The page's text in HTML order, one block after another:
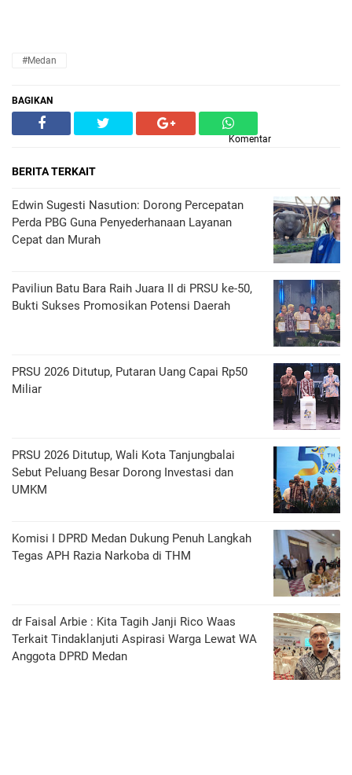
#Medan
BAGIKAN
Komentar
BERITA TERKAIT
Edwin Sugesti Nasution: Dorong Percepatan
Perda PBG Guna Penyederhanaan Layanan
Cepat dan Murah
Paviliun Batu Bara Raih Juara II di PRSU ke-50,
Bukti Sukses Promosikan Potensi Daerah
PRSU 2026 Ditutup, Putaran Uang Capai Rp50
Miliar
PRSU 2026 Ditutup, Wali Kota Tanjungbalai
Sebut Peluang Besar Dorong Investasi dan
UMKM
Komisi I DPRD Medan Dukung Penuh Langkah
Tegas APH Razia Narkoba di THM
dr Faisal Arbie : Kita Tagih Janji Rico Waas
Terkait Tindaklanjuti Aspirasi Warga Lewat WA
Anggota DPRD Medan